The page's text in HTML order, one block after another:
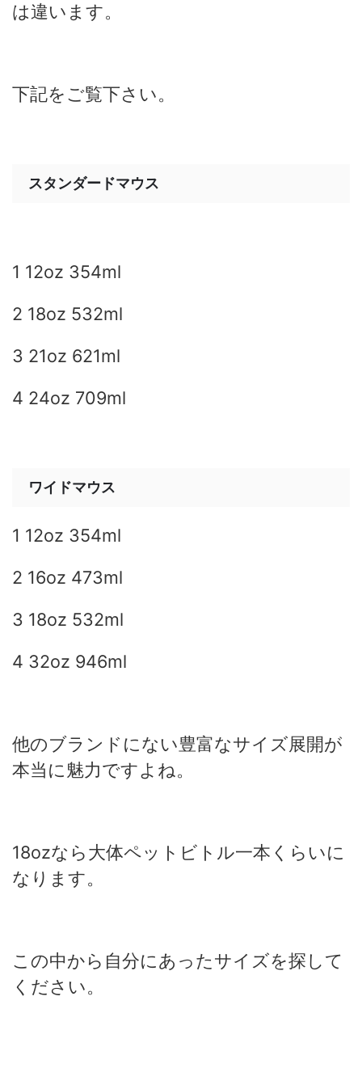
は違います。
下記をご覧下さい。
スタンダードマウス
1 12oz 354ml
2 18oz 532ml
3 21oz 621ml
4 24oz 709ml
ワイドマウス
1 12oz 354ml
2 16oz 473ml
3 18oz 532ml
4 32oz 946ml
他のブランドにない豊富なサイズ展開が
本当に魅力ですよね。
18ozなら大体ペットビトル一本くらいに
なります。
この中から自分にあったサイズを探して
ください。